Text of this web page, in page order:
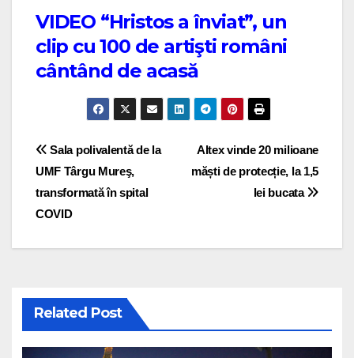
VIDEO “Hristos a înviat”, un
clip cu 100 de artişti români
cântând de acasă
Post navigationAltex vinde 20 milioane
măști de protecție, la 1,5
lei bucata
Sala polivalentă de la
UMF Târgu Mureş,
transformată în spital
COVID
Related Post